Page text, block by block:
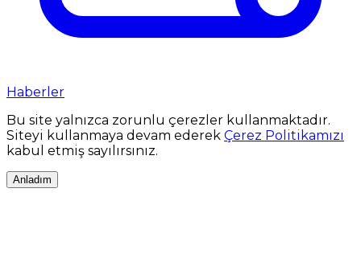
Haberler
Bu site yalnızca zorunlu çerezler kullanmaktadır.
Siteyi kullanmaya devam ederek Çerez Politikamızı
kabul etmiş sayılırsınız.
Anladım